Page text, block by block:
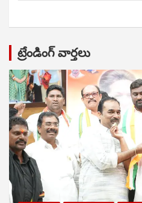
ట్రేండింగ్ వార్తలు